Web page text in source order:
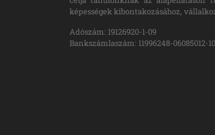
képességek kibontakozásához,
Adószám: 19126920-1-09
Bankszámlaszám: 11996248-06085012-